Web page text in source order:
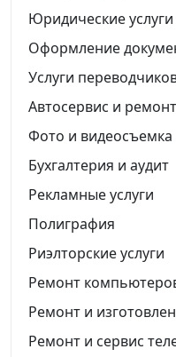
Юридические услуги
Оформление
Услуги
Автосервис и ремонт
Фото и видеосъемка
Бухгалтерия и аудит
Рекламные услуги
Полиграфия
Риэлторские услуги
Ремонт
Ремонт и
Ремонт и сервис